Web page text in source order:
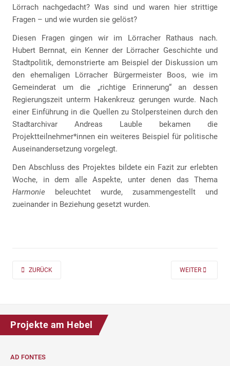
Lörrach nachgedacht? Was sind und waren hier strittige
Fragen – und wie wurden sie gelöst?
Diesen Fragen gingen wir im Lörracher Rathaus nach.
Hubert Bernnat, ein Kenner der Lörracher Geschichte und
Stadtpolitik, demonstrierte am Beispiel der Diskussion um
den ehemaligen Lörracher Bürgermeister Boos, wie im
Gemeinderat um die „richtige Erinnerung“ an dessen
Regierungszeit unterm Hakenkreuz gerungen wurde. Nach
einer Einführung in die Quellen zu Stolpersteinen durch den
Stadtarchivar Andreas Lauble bekamen die
Projektteilnehmer*innen ein weiteres Beispiel für politische
Auseinandersetzung vorgelegt.
Den Abschluss des Projektes bildete ein Fazit zur erlebten
Woche, in dem alle Aspekte, unter denen das Thema
Harmonie beleuchtet wurde, zusammengestellt und
zueinander in Beziehung gesetzt wurden.
PREVIOUS ARTICLE: AD FONTES 2019/20 „MASS“ FÜR DIE KLASSEN 7
ZURÜCK NEXT ARTICLE:
WEITER
Projekte am Hebel
AD FONTES